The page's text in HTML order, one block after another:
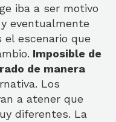
iba a ser motivo
eventualmente
escenario que
Imposible de
de manera
Los
a atener que
diferentes. La